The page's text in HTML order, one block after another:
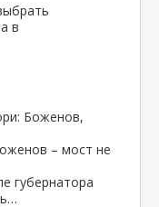
в
Боженов,
губернатора